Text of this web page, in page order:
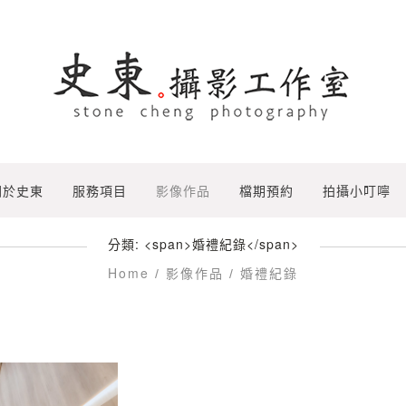
史東 服務項目 影像作品 檔期預約 拍攝小叮嚀
分類: <span>婚禮紀錄</span>
Home / 影像作品 / 婚禮紀錄